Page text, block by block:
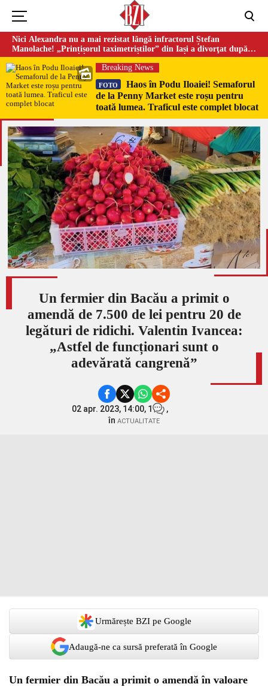
Nici Alexandra nu a mai rezistat lângă infractorul Ștefan
Manolache! „Prințișorul taximetriștilor” din Iași a divorţat după
doi ani de căsnicie
Breaking News
FOTO
Haos în Podu Iloaiei! Semaforul
de la Penny Market este roșu pentru
toată lumea. Traficul este complet blocat
Un fermier din Bacău a primit o
amendă de 7.500 de lei pentru 20 de
legături de ridichi. Valentin Ivancea:
„Astfel de funcționari sunt o
adevărată cangrenă”
02 apr. 2023, 14:00, 1
,
în ACTUALITATE
Urmărește BZI pe Google
Adaugă-ne ca sursă preferată în Google
Un fermier din Bacău a primit o amendă în valoare